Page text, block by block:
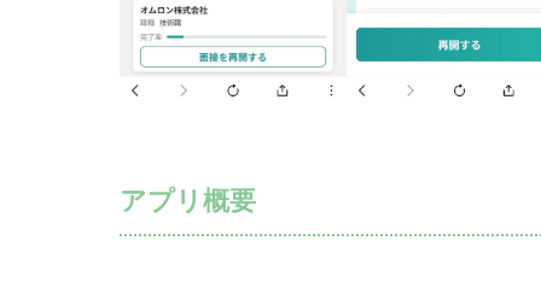
アプリ概要